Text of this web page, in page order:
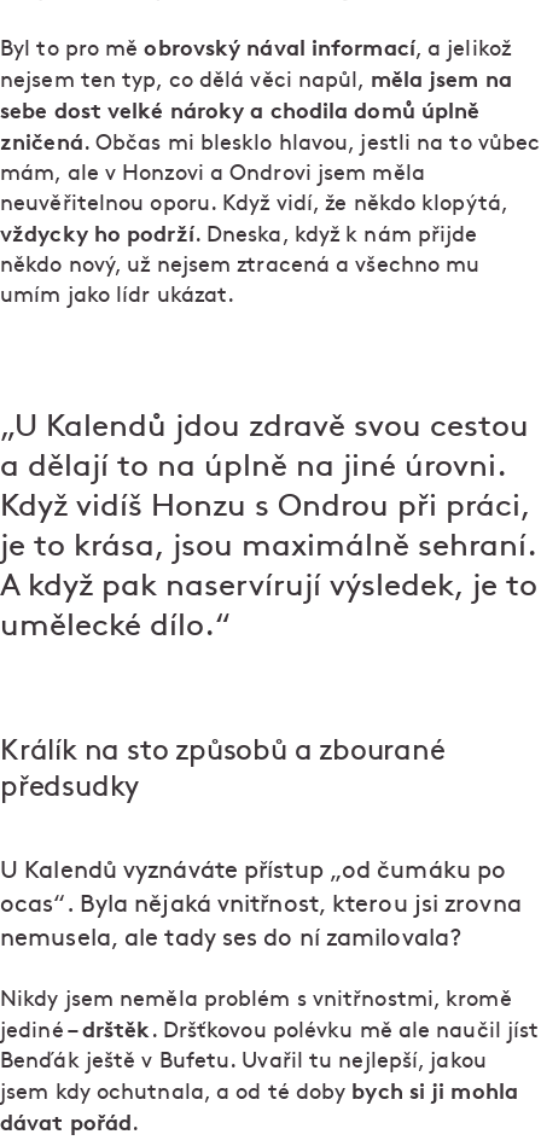
Byl to pro měobrovský nával informací, a jelikož
nejsem ten typ, co dělá věci napůl, měla jsem na
sebe dost velké nároky a chodila domů úplně
zničená. Občas mi blesklo hlavou, jestli na to vůbec
mám, ale v Honzovi a Ondrovi jsem měla
neuvěřitelnou oporu. Když vidí, že někdo klopýtá,
vždycky ho podrží. Dneska, když k nám přijde
někdo nový, už nejsem ztracená a všechno mu
umím jako lídr ukázat.
„U Kalendů jdou zdravě svou cestou
a dělají to na úplně na jiné úrovni.
Když vidíš Honzu s Ondrou při práci,
je to krása, jsou maximálně sehraní.
A když pak naservírují výsledek, je to
umělecké dílo.“
Králík na sto způsobů a zbourané
předsudky
U Kalendů vyznáváte přístup „od čumáku po
ocas“. Byla nějaká vnitřnost, kterou jsi zrovna
nemusela, ale tady ses do ní zamilovala?
Nikdy jsem neměla problém s vnitřnostmi, kromě
jediné –drštěk. Dršťkovou polévku mě ale naučil jíst
Benďák ještě v Bufetu. Uvařil tu nejlepší, jakou
jsem kdy ochutnala, a od té doby bych si ji mohla
dávat pořád.